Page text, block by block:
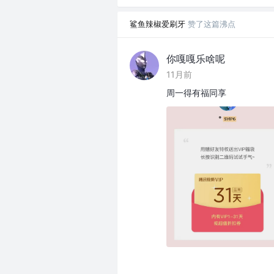
鲨鱼辣椒爱刷牙 赞了这篇沸点
你嘎嘎乐啥呢
11月前
周一得有福同享